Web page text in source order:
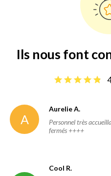
Ils nous font
A
Aurelie A.
Personnel très
fermés ++++
Cool R.